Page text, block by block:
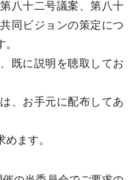
八十二号議案、第八十
同ビジョンの策定につ
既に説明を聴取してお
、お手元に配布してあ
ます。